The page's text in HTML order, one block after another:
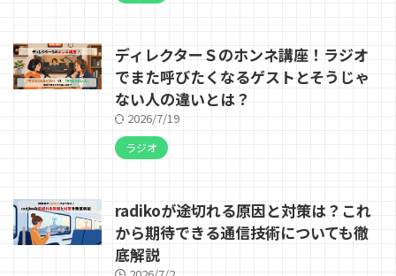
ディレクターＳのホンネ講座！ラジオ
でまた呼びたくなるゲストとそうじゃ
ない人の違いとは？
2026/7/19
ラジオ
radikoが途切れる原因と対策は？これ
から期待できる通信技術についても徹
底解説